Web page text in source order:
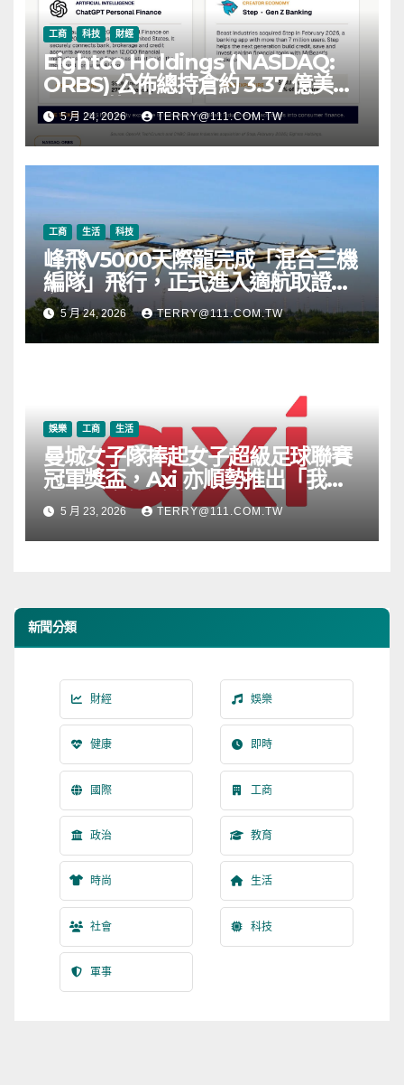
工商 科技 財經
Eightco Holdings (NASDAQ:
ORBS) 公佈總持倉約 3.37 億美
元，涵蓋 OpenAI、Beast
Industries、超過 11,000 枚以太
幣 (ETH) 及逾 2.83 億枚 WLD 代
5 月 24, 2026 TERRY@111.COM.TW
工商 生活 科技
峰飛V5000天際龍完成「混合三機
編隊」飛行，正式進入適航取證階
段5 月 24, 2026 TERRY@111.COM.TW
娛樂 工商 生活
曼城女子隊捧起女子超級足球聯賽
冠軍獎盃，Axi 亦順勢推出「我的
根源」宣傳活動
5 月 23, 2026 TERRY@111.COM.TW
新聞分類
財經 娛樂
健康 即時
國際 工商
政治 教育
時尚 生活
社會 科技
軍事